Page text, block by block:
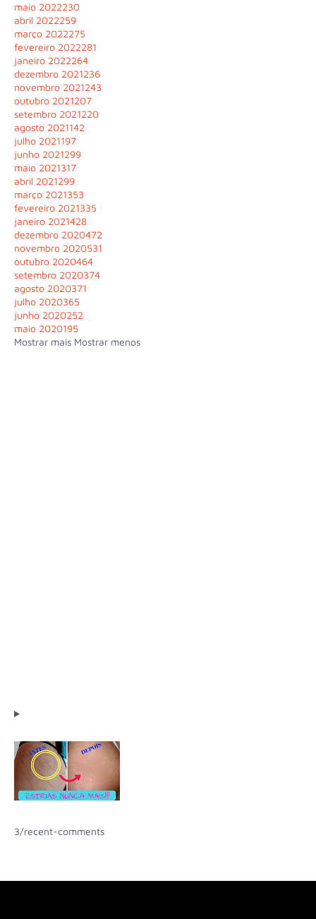
maio 2022230
abril 2022259
março 2022275
fevereiro 2022281
janeiro 2022264
dezembro 2021236
novembro 2021243
outubro 2021207
setembro 2021220
agosto 2021142
julho 2021197
junho 2021299
maio 2021317
abril 2021299
março 2021353
fevereiro 2021335
janeiro 2021428
dezembro 2020472
novembro 2020531
outubro 2020464
setembro 2020374
agosto 2020371
julho 2020365
junho 2020252
maio 2020195
Mostrar mais Mostrar menos
3/recent-comments